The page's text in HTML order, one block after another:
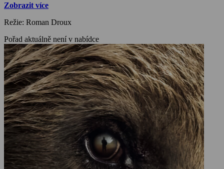
zápasu medvědí rodiny o přežití v drsné aljašské divočině a mnoha
Zobrazit více
Režie: Roman Droux
Pořad aktuálně není v nabídce